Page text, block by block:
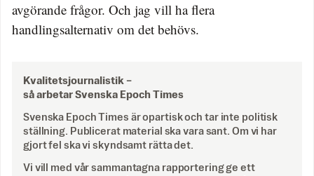
avgörande frågor. Och jag vill ha flera
handlingsalternativ om det behövs.
Kvalitetsjournalistik –
så arbetar Svenska Epoch Times
Svenska Epoch Times är opartisk och tar inte politisk
ställning. Publicerat material ska vara sant. Om vi har
gjort fel ska vi skyndsamt rätta det.
Vi vill med vår sammantagna rapportering ge ett